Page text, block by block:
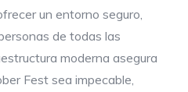
un entorno seguro,
de todas las
moderna asegura
Fest sea impecable,